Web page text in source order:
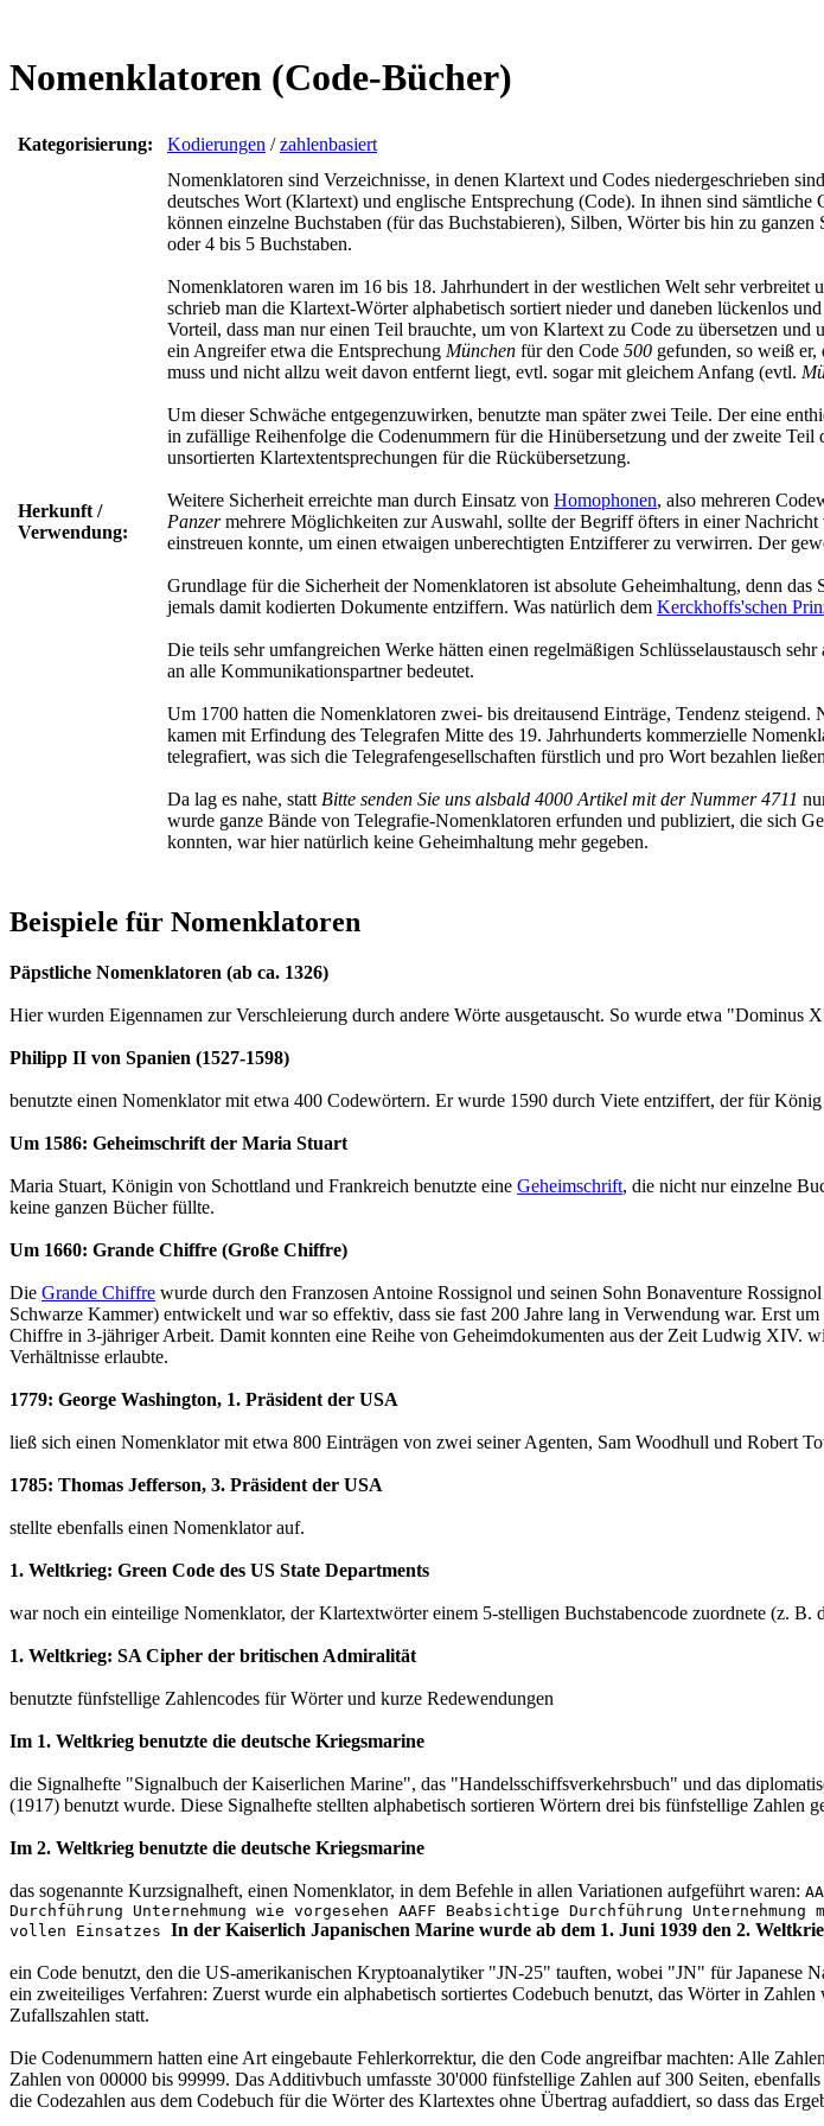
Nomenklatoren (Code-Bücher)
Kategorisierung: Kodierungen /zahlenbasiert
Herkunft /
Verwendung:
Nomenklatoren sind Verzeichnisse, in denen Klartext und Codes niedergeschrieben
deutsches Wort (Klartext) und englische Entsprechung (Code). In ihnen sind
können einzelne Buchstaben (für das Buchstabieren), Silben, Wörter bis hin zu
oder 4 bis 5 Buchstaben.
Nomenklatoren waren im 16 bis 18. Jahrhundert in der westlichen Welt sehr verbreitet
schrieb man die Klartext-Wörter alphabetisch sortiert nieder und daneben lückenlos
Vorteil, dass man nur einen Teil brauchte, um von Klartext zu Code zu übersetzen
ein Angreifer etwa die Entsprechung München für den Code 500 gefunden, so weiß er,
muss und nicht allzu weit davon entfernt liegt, evtl. sogar mit gleichem Anfang (evtl.
Um dieser Schwäche entgegenzuwirken, benutzte man später zwei Teile. Der eine
in zufällige Reihenfolge die Codenummern für die Hinübersetzung und der zweite Teil
unsortierten Klartextentsprechungen für die Rückübersetzung.
Weitere Sicherheit erreichte man durch Einsatz von Homophonen, also mehreren
Panzermehrere Möglichkeiten zur Auswahl, sollte der Begriff öfters in einer Nachricht
einstreuen konnte, um einen etwaigen unberechtigten Entzifferer zu verwirren. Der
Grundlage für die Sicherheit der Nomenklatoren ist absolute Geheimhaltung, denn
jemals damit kodierten Dokumente entziffern. Was natürlich dem Kerckhoffs'schen
Die teils sehr umfangreichen Werke hätten einen regelmäßigen Schlüsselaustausch
an alle Kommunikationspartner bedeutet.
Um 1700 hatten die Nomenklatoren zwei- bis dreitausend Einträge, Tendenz
kamen mit Erfindung des Telegrafen Mitte des 19. Jahrhunderts kommerzielle
telegrafiert, was sich die Telegrafengesellschaften fürstlich und pro Wort bezahlen
Da lag es nahe, statt Bitte senden Sie uns alsbald 4000 Artikel mit der Nummer 4711
wurde ganze Bände von Telegrafie-Nomenklatoren erfunden und publiziert, die sich
konnten, war hier natürlich keine Geheimhaltung mehr gegeben.
Beispiele für Nomenklatoren
Päpstliche Nomenklatoren (ab ca. 1326)
Hier wurden Eigennamen zur Verschleierung durch andere Wörte ausgetauscht. So wurde etwa
Philipp II von Spanien (1527-1598)
benutzte einen Nomenklator mit etwa 400 Codewörtern. Er wurde 1590 durch Viete entziffert, der für
Um 1586: Geheimschrift der Maria Stuart
Maria Stuart, Königin von Schottland und Frankreich benutzte eine Geheimschrift, die nicht nur einzelne
keine ganzen Bücher füllte.
Um 1660: Grande Chiffre (Große Chiffre)
Die Grande Chiffre wurde durch den Franzosen Antoine Rossignol und seinen Sohn Bonaventure
Schwarze Kammer) entwickelt und war so effektiv, dass sie fast 200 Jahre lang in Verwendung war. Erst
Chiffre in 3-jähriger Arbeit. Damit konnten eine Reihe von Geheimdokumenten aus der Zeit Ludwig XIV.
Verhältnisse erlaubte.
1779: George Washington, 1. Präsident der USA
ließ sich einen Nomenklator mit etwa 800 Einträgen von zwei seiner Agenten, Sam Woodhull und Robert
1785: Thomas Jefferson, 3. Präsident der USA
stellte ebenfalls einen Nomenklator auf.
1. Weltkrieg: Green Code des US State Departments
war noch ein einteilige Nomenklator, der Klartextwörter einem 5-stelligen Buchstabencode zuordnete (z. B.
1. Weltkrieg: SA Cipher der britischen Admiralität
benutzte fünfstellige Zahlencodes für Wörter und kurze Redewendungen
Im 1. Weltkrieg benutzte die deutsche Kriegsmarine
die Signalhefte "Signalbuch der Kaiserlichen Marine", das "Handelsschiffsverkehrsbuch" und das
(1917) benutzt wurde. Diese Signalhefte stellten alphabetisch sortieren Wörtern drei bis fünfstellige Zahlen
Im 2. Weltkrieg benutzte die deutsche Kriegsmarine
das sogenannte Kurzsignalheft, einen Nomenklator, in dem Befehle in allen Variationen aufgeführt waren:
Durchführung Unternehmung wie vorgesehen AAFF Beabsichtige Durchführung
vollen Einsatzes In der Kaiserlich Japanischen Marine wurde ab dem 1. Juni 1939 den 2.
ein Code benutzt, den die US-amerikanischen Kryptoanalytiker "JN-25" tauften, wobei "JN" für
ein zweiteiliges Verfahren: Zuerst wurde ein alphabetisch sortiertes Codebuch benutzt, das Wörter in
Zufallszahlen statt.
Die Codenummern hatten eine Art eingebaute Fehlerkorrektur, die den Code angreifbar machten: Alle
Zahlen von 00000 bis 99999. Das Additivbuch umfasste 30'000 fünfstellige Zahlen auf 300 Seiten,
die Codezahlen aus dem Codebuch für die Wörter des Klartextes ohne Übertrag aufaddiert, so dass das